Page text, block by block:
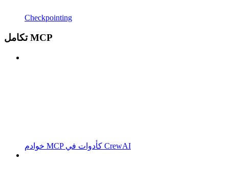
Checkpointing
تكامل MCP
خوادم MCP كأدوات في CrewAI